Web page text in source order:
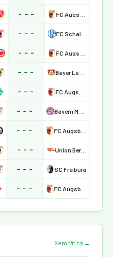
- - -
- - -
- - -
- - - Bayer Leverkusen
- - -
- - -
- - -
- - - Union Berlin
- - - SC Freiburg
- - -
Xem tất cả →